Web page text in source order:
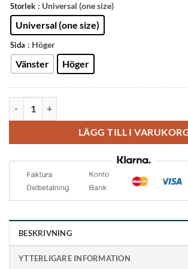
Storlek : Universal (one size)
Universal (one size)
Sida : Höger
Vänster Höger
LÄGG TILL I
BESKRIVNING
YTTERLIGARE INFORMATION